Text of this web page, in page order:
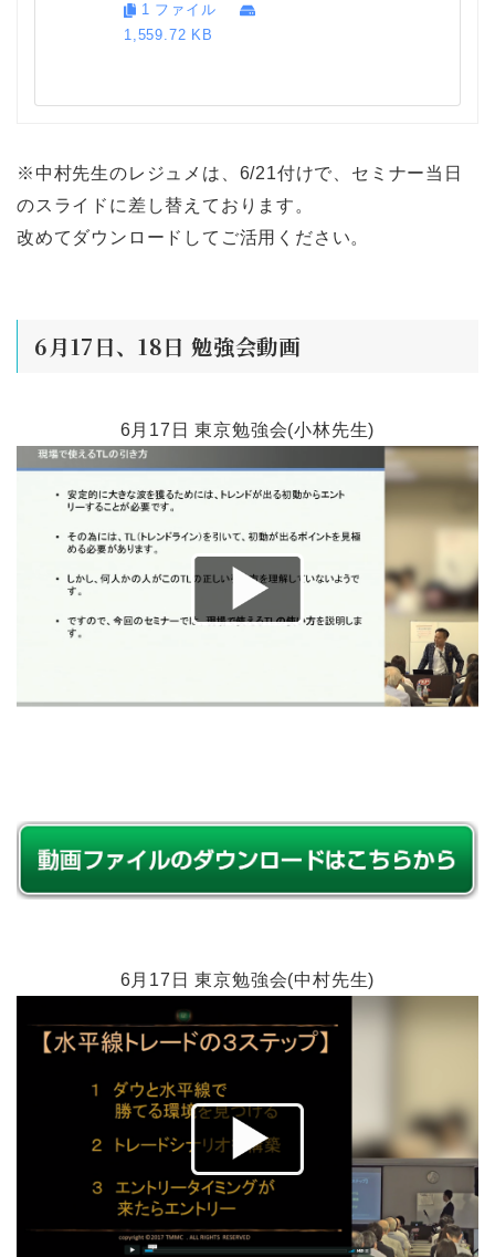
1 ファイル
1,559.72 KB
※中村先生のレジュメは、6/21付けで、セミナー当日
のスライドに差し替えております。
改めてダウンロードしてご活用ください。
6月17日、18日 勉強会動画
6月17日 東京勉強会(小林先生)
6月17日 東京勉強会(中村先生)